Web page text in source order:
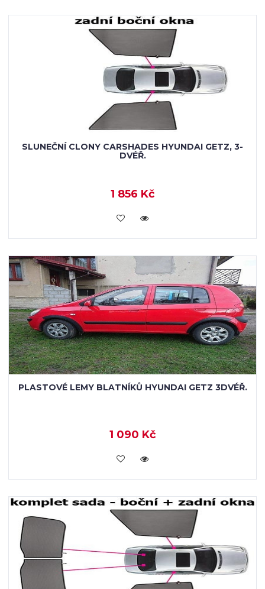
SLUNEČNÍ CLONY CARSHADES HYUNDAI GETZ, 3-
DVÉŘ.
1 856 Kč
KOUPIT
PLASTOVÉ LEMY BLATNÍKŮ HYUNDAI GETZ 3DVÉŘ.
1 090 Kč
KOUPIT